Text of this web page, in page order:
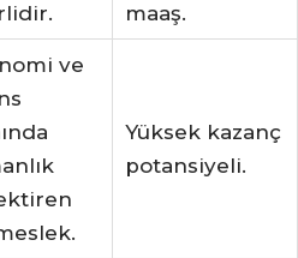
maaş.
ve
Yüksek kazanç
potansiyeli.